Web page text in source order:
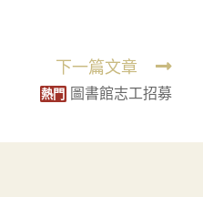
下一篇文章
熱門 圖書館志工招募